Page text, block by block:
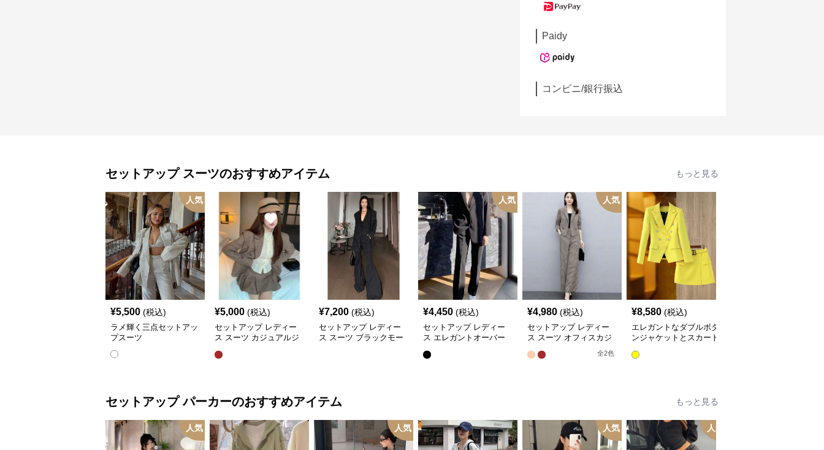
Paidy
コンビニ/銀行振込
セットアップ スーツのおすすめアイテム もっと見る
人気
¥5,500 (税込)
ラメ輝く三点セットアッ
プスーツ
¥5,000 (税込)
セットアップ レディー
ス スーツ カジュアルジ
ツショートスカート
¥7,200 (税込)
セットアップ レディー
ス スーツ ブラックモー
人気
¥4,450 (税込)
セットアップ レディー
ス エレガントオーバー
人気
¥4,980 (税込)
セットアップ レディー
ス スーツ オフィスカジ
ュアルチェック柄ジャケ
ット&ワイドパンツ
全2色
¥8,580 (税込)
エレガントなダブルボタ
ンジャケットとスカート
セットアップ パーカーのおすすめアイテム もっと見る
人気 人気 人気 人気